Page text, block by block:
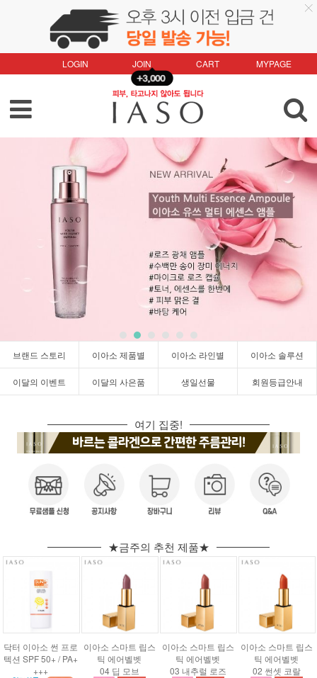
LOGIN JOIN CART MYPAGE
브랜드 스토리 이아소 제품별 이아소 라인별 이아소 솔루션
이달의 이벤트 이달의 사은품 생일선물 회원등급안내
여기 집중!
★금주의 추천 제품★
닥터 이아소 썬 프로
텍션 SPF 50+ / PA+
+++
이아소 스마트 립스
틱 에어벨벳
04 딥 모브
이아소 스마트 립스
틱 에어벨벳
03 내추럴 로즈
이아소 스마트 립스
틱 에어벨벳
02 썬셋 코랄